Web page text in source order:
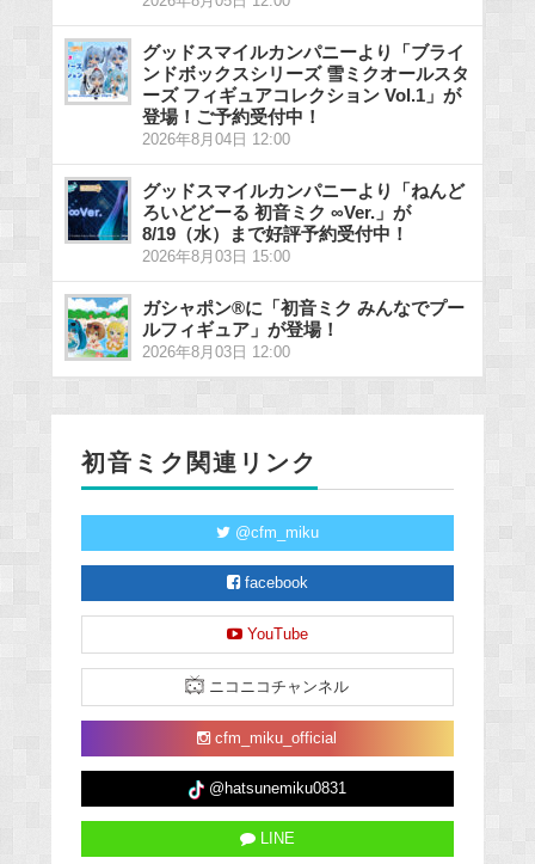
グッドスマイルカンパニーより「ブライ
ンドボックスシリーズ 雪ミクオールスタ
ーズ フィギュアコレクション Vol.1」が
登場！ご予約受付中！
2026年8月04日 12:00
グッドスマイルカンパニーより「ねんど
ろいどどーる 初音ミク ∞Ver.」が
8/19（水）まで好評予約受付中！
2026年8月03日 15:00
ガシャポン®に「初音ミク みんなでプー
ルフィギュア」が登場！
2026年8月03日 12:00
初音ミク関連リンク
@cfm_miku
facebook
YouTube
ニコニコチャンネル
cfm_miku_official
@hatsunemiku0831
LINE